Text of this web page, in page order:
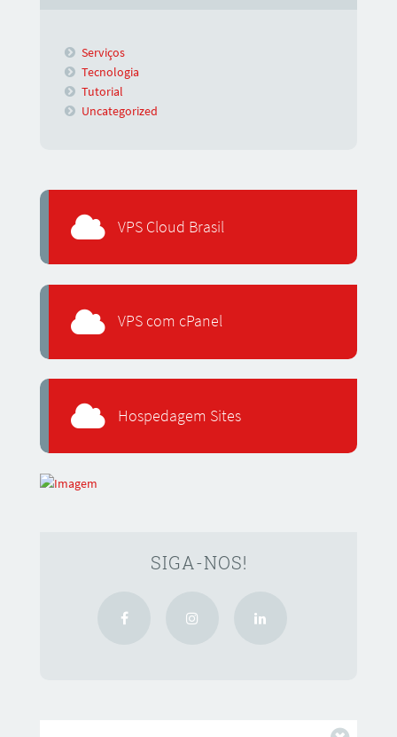
Serviços
Tecnologia
Tutorial
Uncategorized
VPS Cloud Brasil
VPS com cPanel
Hospedagem Sites
SIGA-NOS!